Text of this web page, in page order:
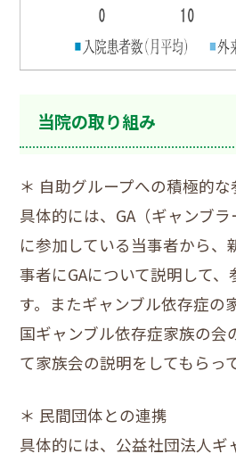
当院の取り組み
＊ 自助グループへの積極的
具体的には、GA（ギャンブラ
に参加している当事者から、
事者にGAについて説明して、
す。またギャンブル依存症の
国ギャンブル依存症家族の会
て家族会の説明をしてもらっ
＊ 民間団体との連携
具体的には、公益社団法人ギ